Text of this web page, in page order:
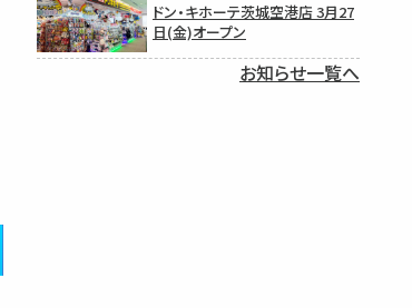
ドン・キホーテ茨城空港店 3月27
日(金)オープン
お知らせ一覧へ